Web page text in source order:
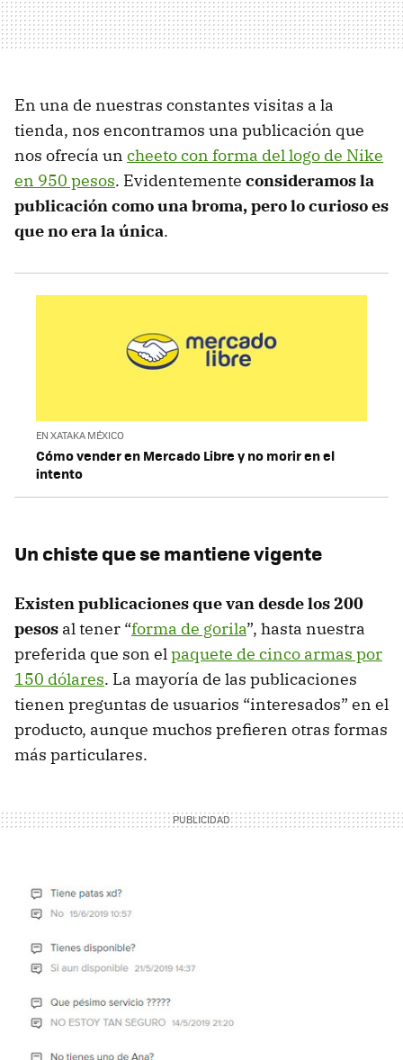
En una de nuestras constantes visitas a la
tienda, nos encontramos una publicación que
nos ofrecía un cheeto con forma del logo de Nike
en 950 pesos. Evidentemente consideramos la
publicación como una broma, pero lo curioso es
que no era la única.
EN XATAKA MÉXICO
Cómo vender en Mercado Libre y no morir en el
intento
Un chiste que se mantiene vigente
Existen publicaciones que van desde los 200
pesos al tener “forma de gorila”, hasta nuestra
preferida que son elpaquete de cinco armas por
150 dólares. La mayoría de las publicaciones
tienen preguntas de usuarios “interesados” en el
producto, aunque muchos prefieren otras formas
más particulares.